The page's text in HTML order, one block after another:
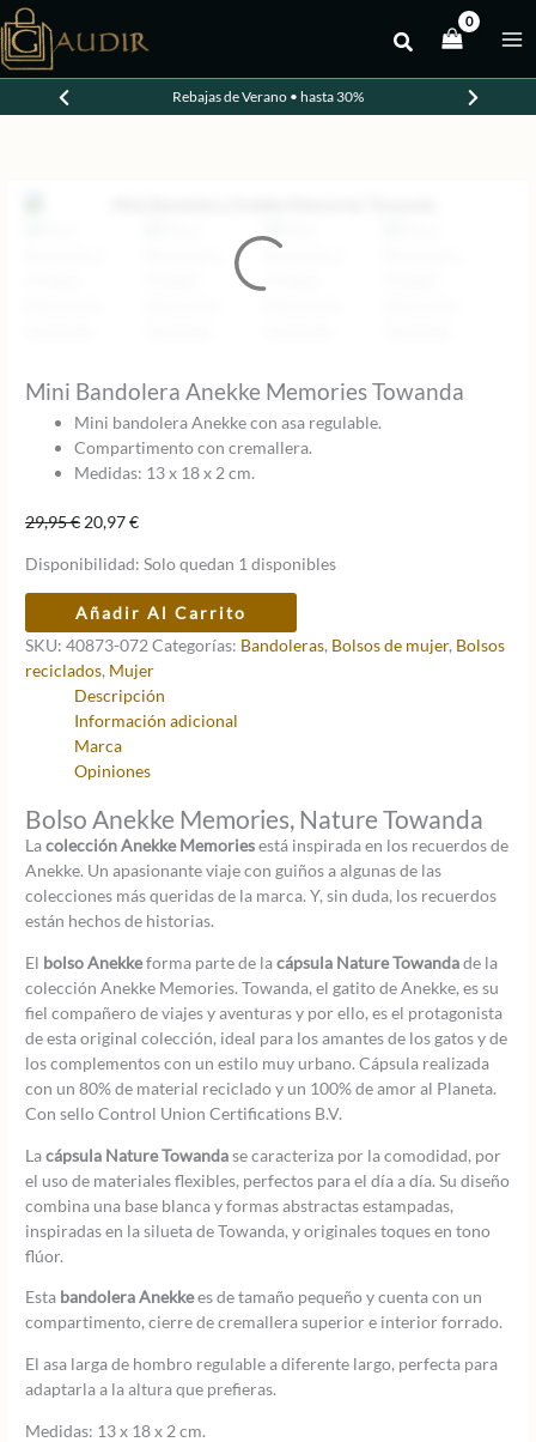
al
contenido
Rebajas de Verano • hasta 30%
-30%
Mini Bandolera Anekke Memories Towanda
Mini bandolera Anekke con asa regulable.
Compartimento con cremallera.
Medidas: 13 x 18 x 2 cm.
29,95€ El
original
era:
29,95 €.
20,97€El
actual
es:
20,97 €.
Disponibilidad: Solo quedan 1 disponibles
Bandolera
Anekke
Memories
Towanda
cantidad
Añadir Al Carrito
SKU:40873-072 Categorías: Bandoleras, Bolsos de mujer, Bolsos
reciclados, Mujer
Descripción
Información adicional
Marca
Opiniones
Bolso Anekke Memories, Nature Towanda
Lacolección Anekke Memoriesestá inspirada en los recuerdos de
Anekke. Un apasionante viaje con guiños a algunas de las
colecciones más queridas de la marca. Y, sin duda, los recuerdos
están hechos de historias.
El bolso Anekkeforma parte de lacápsula Nature Towandade la
colección Anekke Memories. Towanda, el gatito de Anekke, es su
fiel compañero de viajes y aventuras y por ello, es el protagonista
de esta original colección, ideal para los amantes de los gatos y de
los complementos con un estilo muy urbano. Cápsula realizada
con un 80% de material reciclado y un 100% de amor al Planeta.
Con sello Control Union Certifications B.V.
Lacápsula Nature Towandase caracteriza por la comodidad, por
el uso de materiales flexibles, perfectos para el día a día. Su diseño
combina una base blanca y formas abstractas estampadas,
inspiradas en la silueta de Towanda, y originales toques en tono
flúor.
Esta bandolera Anekkees de tamaño pequeño y cuenta con un
compartimento, cierre de cremallera superior e interior forrado.
El asa larga de hombro regulable a diferente largo, perfecta para
adaptarla a la altura que prefieras.
Medidas: 13 x 18 x 2 cm.